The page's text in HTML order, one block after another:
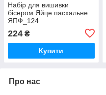
Набір для вишивки
бісером Яйце пасхальне
ЯПФ_124
224 ₴
Купити
Про нас